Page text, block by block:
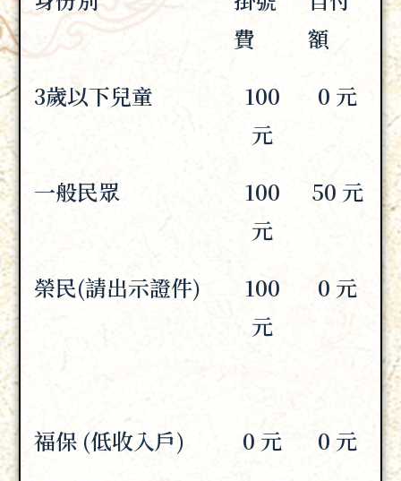
費
額
3歲以下兒童
100
元
0 元
一般民眾
100
元
50 元
榮民(請出示證件)
100
元
0 元
福保 (低收入戶) 0 元
0 元